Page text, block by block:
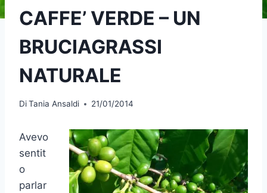
CAFFE’ VERDE – UN
BRUCIAGRASSI
NATURALE
DiTania Ansaldi 21/01/2014
Avevo
sentit
o
parlar